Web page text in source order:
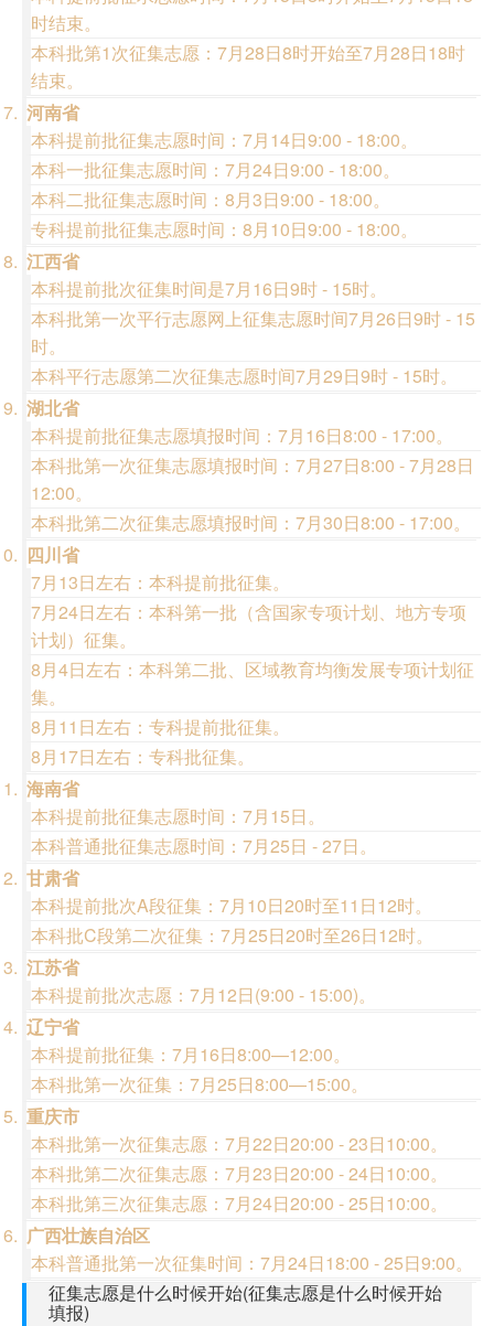
时结束。
本科批第1次征集志愿：7月28日8时开始至7月28日18时
结束。
河南省
本科提前批征集志愿时间：7月14日9:00 - 18:00。
本科一批征集志愿时间：7月24日9:00 - 18:00。
本科二批征集志愿时间：8月3日9:00 - 18:00。
专科提前批征集志愿时间：8月10日9:00 - 18:00。
江西省
本科提前批次征集时间是7月16日9时 - 15时。
本科批第一次平行志愿网上征集志愿时间7月26日9时 - 15
时。
本科平行志愿第二次征集志愿时间7月29日9时 - 15时。
湖北省
本科提前批征集志愿填报时间：7月16日8:00 - 17:00。
本科批第一次征集志愿填报时间：7月27日8:00 - 7月28日
12:00。
本科批第二次征集志愿填报时间：7月30日8:00 - 17:00。
四川省
7月13日左右：本科提前批征集。
7月24日左右：本科第一批（含国家专项计划、地方专项
计划）征集。
8月4日左右：本科第二批、区域教育均衡发展专项计划征
集。
8月11日左右：专科提前批征集。
8月17日左右：专科批征集。
海南省
本科提前批征集志愿时间：7月15日。
本科普通批征集志愿时间：7月25日 - 27日。
甘肃省
本科提前批次A段征集：7月10日20时至11日12时。
本科批C段第二次征集：7月25日20时至26日12时。
江苏省
本科提前批次志愿：7月12日(9:00 - 15:00)。
辽宁省
本科提前批征集：7月16日8:00—12:00。
本科批第一次征集：7月25日8:00—15:00。
重庆市
本科批第一次征集志愿：7月22日20:00 - 23日10:00。
本科批第二次征集志愿：7月23日20:00 - 24日10:00。
本科批第三次征集志愿：7月24日20:00 - 25日10:00。
广西壮族自治区
本科普通批第一次征集时间：7月24日18:00 - 25日9:00。
征集志愿是什么时候开始(征集志愿是什么时候开始
填报)